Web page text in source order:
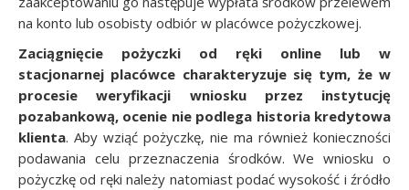
na konto lub osobisty odbiór w placówce pożyczkowej.
Zaciągnięcie pożyczki od ręki online lub w
stacjonarnej placówce charakteryzuje się tym, że w
procesie weryfikacji wniosku przez instytucję
pozabankową, ocenie nie podlega historia kredytowa
klienta. Aby wziąć pożyczkę, nie ma również konieczności
podawania celu przeznaczenia środków. We wniosku o
pożyczkę od ręki należy natomiast podać wysokość i źródło